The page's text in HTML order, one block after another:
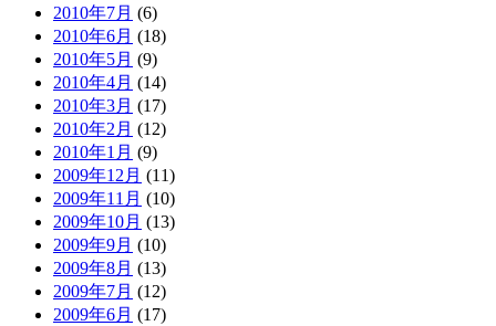
2010年7月 (6)
2010年6月 (18)
2010年5月 (9)
2010年4月 (14)
2010年3月 (17)
2010年2月 (12)
2010年1月 (9)
2009年12月 (11)
2009年11月 (10)
2009年10月 (13)
2009年9月 (10)
2009年8月 (13)
2009年7月 (12)
2009年6月 (17)